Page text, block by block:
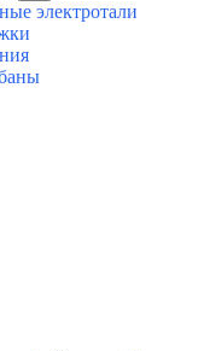
электротали